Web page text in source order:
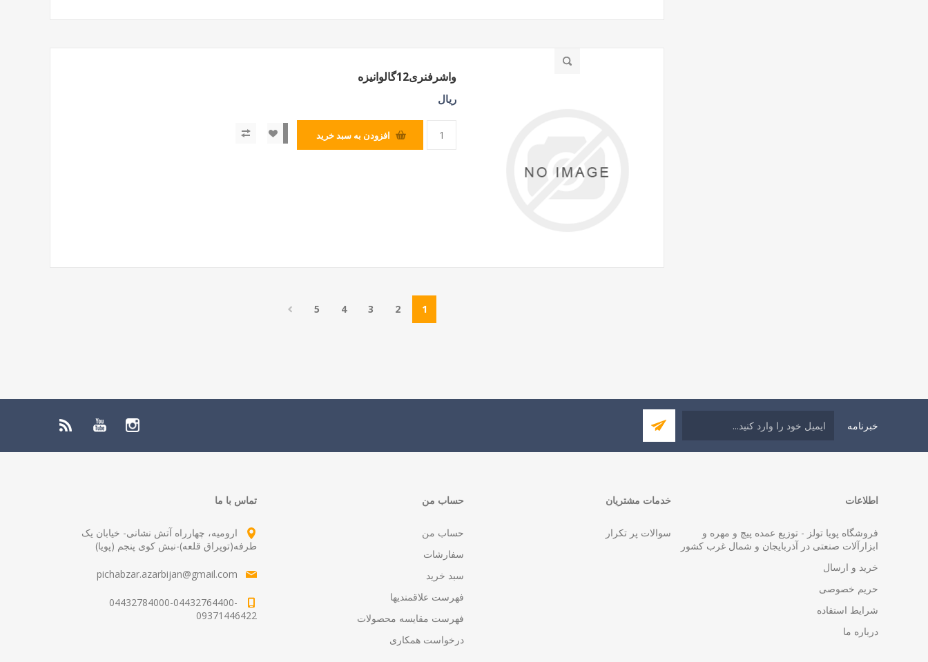
واشرفنری12گالوانیزه
ریال
افزودن به سبد خرید
1
2
3
4
5
خبرنامه
اطلاعات
فروشگاه پویا تولز - توزیع عمده پیچ و مهره و
ابزارآلات صنعتی در آذربایجان و شمال غرب کشور
خرید و ارسال
حریم خصوصی
شرایط استفاده
درباره ما
خدمات مشتریان
سوالات پر تکرار
حساب من
حساب من
سفارشات
سبد خرید
فهرست علاقمندیها
فهرست مقایسه محصولات
درخواست همکاری
تماس با ما
ارومیه، چهارراه آتش نشانی- خیابان یک
طرفه(توپراق قلعه)-نبش کوی پنجم (پویا)
pichabzar.azarbijan@gmail.com
04432784000-04432764400-
09371446422